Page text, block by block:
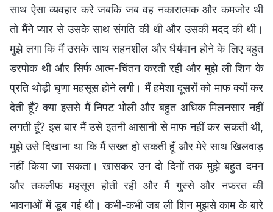
साथ ऐसा व्यवहार करे जबकि जब वह नकारात्मक और कमजोर थी
तो मैंने प्यार से उसके साथ संगति की थी और उसकी मदद की थी।
मुझे लगा कि मैं उसके साथ सहनशील और धैर्यवान होने के लिए बहुत
डरपोक थी और सिर्फ आत्म-चिंतन करती रही और मुझे ली शिन के
प्रति थोड़ी घृणा महसूस होने लगी। मैं हमेशा दूसरों को माफ क्यों कर
देती हूँ? क्या इससे मैं निपट भोली और बहुत अधिक मिलनसार नहीं
लगती हूँ? इस बार मैं उसे इतनी आसानी से माफ नहीं कर सकती थी,
मुझे उसे दिखाना था कि मैं सख्त हो सकती हूँ और मेरे साथ खिलवाड़
नहीं किया जा सकता। खासकर उन दो दिनों तक मुझे बहुत दमन
और तकलीफ महसूस होती रही और मैं गुस्से और नफरत की
भावनाओं में डूब गई थी। कभी-कभी जब ली शिन मुझसे काम के बारे